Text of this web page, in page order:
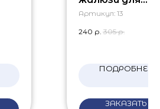
ванной
Артикул: 13
240 р. 305 р.
ПОДРОБНЕЕ
ЗАКАЗАТЬ